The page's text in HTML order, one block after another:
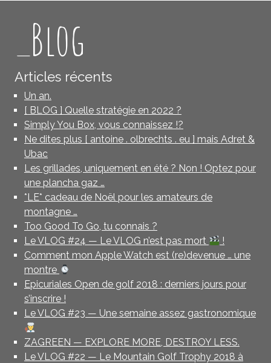
_Blog
Articles récents
Un an.
[ BLOG ] Quelle stratégie en 2022 ?
Simply You Box, vous connaissez !?
Ne dites plus [ antoine . olbrechts . eu ] mais Adret &
Ubac
Les grillades, uniquement en été ? Non ! Optez pour
une plancha gaz …
*LE* cadeau de Noël pour les amateurs de
montagne …
Too Good To Go, tu connais ?
Le VLOG #24 — Le VLOG n’est pas mort
!
Comment mon Apple Watch est (re)devenue … une
montre
Epicuriales Open de golf 2018 : derniers jours pour
s’inscrire !
Le VLOG #23 — Une semaine assez gastronomique
ZAGREEN — EXPLORE MORE, DESTROY LESS.
Le VLOG #22 — Le Mountain Golf Trophy 2018 à